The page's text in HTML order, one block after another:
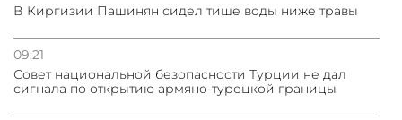
В Киргизии Пашинян сидел тише воды ниже травы
09:21
Совет национальной безопасности Турции не дал
сигнала по открытию армяно-турецкой границы
Трамп готов дать шанс переговорам с Ираном при
условии прекращения огня